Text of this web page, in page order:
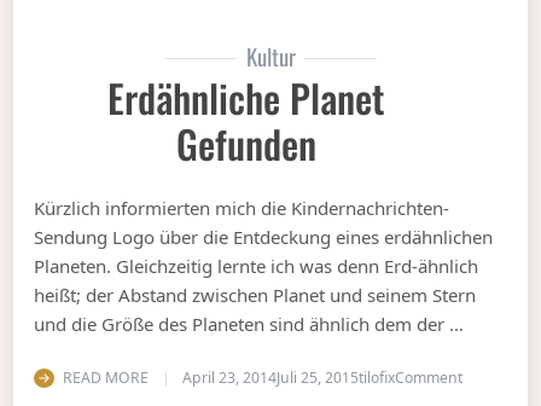
Kultur
Erdähnliche Planet
Gefunden
Kürzlich informierten mich die Kindernachrichten-
Sendung Logo über die Entdeckung eines erdähnlichen
Planeten. Gleichzeitig lernte ich was denn Erd-ähnlich
heißt; der Abstand zwischen Planet und seinem Stern
und die Größe des Planeten sind ähnlich dem der …
READ MORE April 23, 2014Juli 25, 2015tilofixCommenton